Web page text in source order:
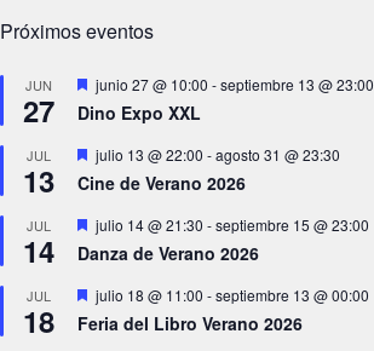
Próximos eventos
JUN
27
Destacado
junio 27 @ 10:00 -septiembre 13 @ 23:00
Dino Expo XXL
JUL
13
Destacado
julio 13 @ 22:00 -agosto 31 @ 23:30
Cine de Verano 2026
JUL
14
Destacado
julio 14 @ 21:30 -septiembre 15 @ 23:00
Danza de Verano 2026
JUL
18
Destacado
julio 18 @ 11:00 -septiembre 13 @ 00:00
Feria del Libro Verano 2026